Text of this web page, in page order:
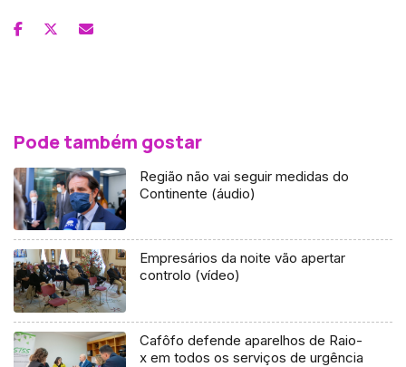
Pode também gostar
Região não vai seguir medidas do
Continente (áudio)
Empresários da noite vão apertar
controlo (vídeo)
Cafôfo defende aparelhos de Raio-
x em todos os serviços de urgência